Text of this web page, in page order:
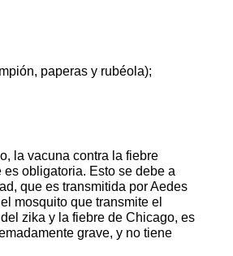
paperas y rubéola);
la vacuna contra la fiebre
obligatoria. Esto se debe a
que es transmitida por Aedes
mosquito que transmite el
zika y la fiebre de Chicago, es
grave, y no tiene